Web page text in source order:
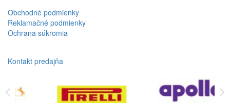
Obchodné podmienky
Reklamačné podmienky
Ochrana súkromia
Kontakt predajňa